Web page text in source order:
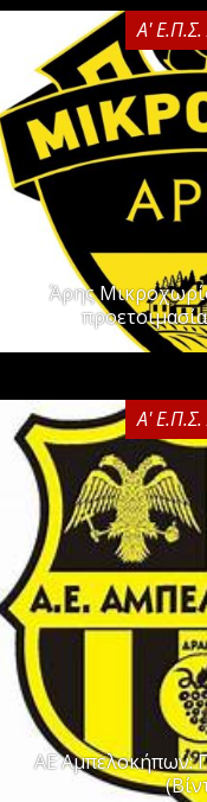
Α'
Άρης
Α'
ΑΕ Αμπελοκήπων: